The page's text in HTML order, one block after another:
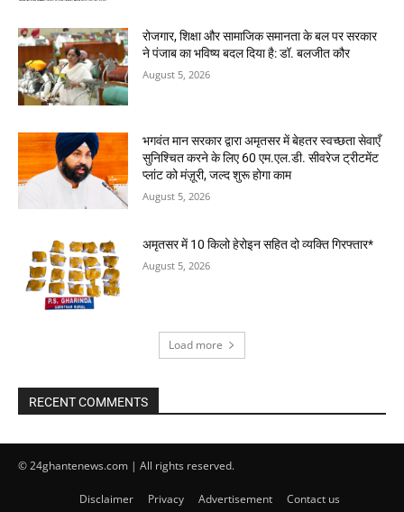
रोजगार, शिक्षा और सामाजिक समानता के बल पर सरकार
ने पंजाब का भविष्य बदल दिया है: डॉ. बलजीत कौर
August 5, 2026
भगवंत मान सरकार द्वारा अमृतसर में बेहतर स्वच्छता सेवाएँ
सुनिश्चित करने के लिए 60 एम.एल.डी. सीवरेज ट्रीटमेंट
प्लांट को मंज़ूरी, जल्द शुरू होगा काम
August 5, 2026
अमृतसर में 10 किलो हेरोइन सहित दो व्यक्ति गिरफ्तार*
August 5, 2026
Load more
RECENT COMMENTS
© 24ghantenews.com | All rights reserved.
Disclaimer Privacy Advertisement Contact us